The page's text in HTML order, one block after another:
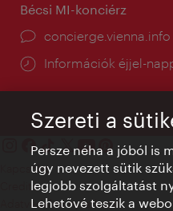
Bécsi MI-konciérz
concierge.vienna.info
Információk éjjel-
Kapcsolat
Credits
Adatvédelmi nyilatkozat
Szereti a
Persze néha a jóból is
úgy nevezett sütik
legjobb szolgáltatást
Lehetővé teszik a